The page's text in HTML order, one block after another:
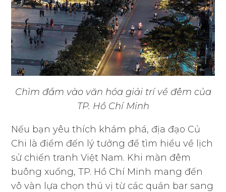
Chìm đắm vào văn hóa giải trí về đêm của
TP. Hồ Chí Minh
Nếu bạn yêu thích khám phá, địa đạo Củ
Chi là điểm đến lý tưởng để tìm hiểu về lịch
sử chiến tranh Việt Nam. Khi màn đêm
buông xuống, TP. Hồ Chí Minh mang đến
vô vàn lựa chọn thú vị từ các quán bar sang